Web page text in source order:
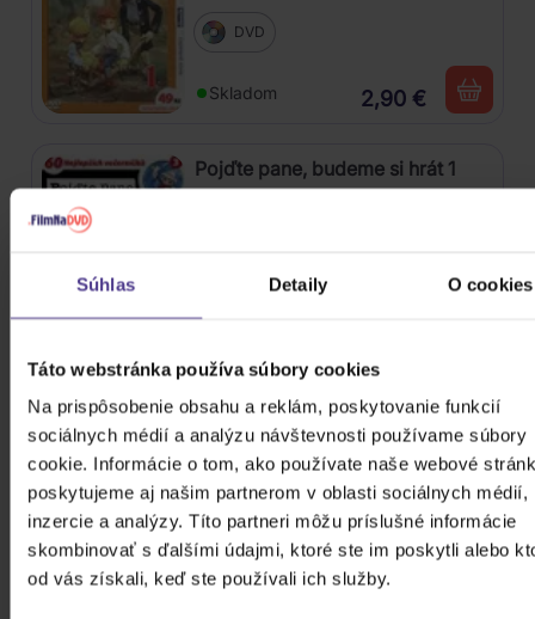
Súhlas Detaily O cookies
Táto webstránka používa súbory cookies
Na prispôsobenie obsahu a reklám, poskytovanie funkcií
sociálnych médií a analýzu návštevnosti používame súbory
cookie. Informácie o tom, ako používate naše webové
poskytujeme aj našim partnerom v oblasti sociálnych médií,
inzercie a analýzy. Títo partneri môžu príslušné informácie
skombinovať s ďalšími údajmi, ktoré ste im poskytli alebo
od vás získali, keď ste používali ich služby.
DVD
Skladom 2,90 €
Pojďte pane, budeme si hrát 1
Mach a Šebestová
DVD
Skladom 2,90 €